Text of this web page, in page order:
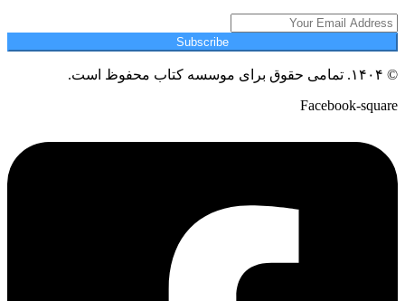
Subscribe
© ۱۴۰۴. تمامی حقوق برای موسسه کتاب محفوظ است.
Facebook-square